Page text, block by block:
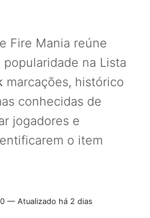
Fire Mania reúne
na Lista
marcações, histórico
conhecidas de
jogadores e
o item
— Atualizado há 2 dias